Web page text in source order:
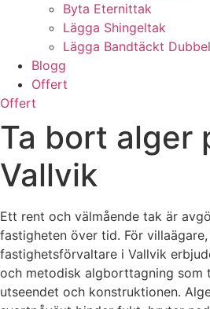
Byta Eternittak
Lägga Shingeltak
Lägga Bandtäckt
Blogg
Offert
Offert
Ta bort alger
Vallvik
Ett rent och välmående tak är
fastigheten över tid. För
fastighetsförvaltare i Vallvik
och metodisk algborttagning som
utseendet och konstruktionen.